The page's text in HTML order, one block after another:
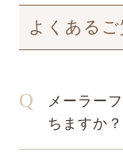
よくあるご
メーラー
ちますか？